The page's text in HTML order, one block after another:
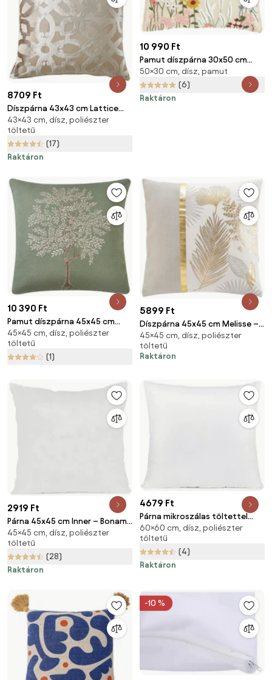
8709 Ft
Díszpárna 43x43 cm Lattice
Cut – Catherine Lansfield
43×43 cm, dísz, poliészter
töltetű
(17)
Raktáron
10 990 Ft
Pamut díszpárna 30x50 cm
Countryside Floral – Catherine
Lansfield
50×30 cm, dísz, pamut
(6)
Raktáron
10 390 Ft
Pamut díszpárna 45x45 cm
Woodland Trees Embroidered –
Catherine Lansfield
45×45 cm, dísz, poliészter
töltetű
(1)
5899 Ft
Díszpárna 45x45 cm Melisse –
douceur d'intérieur
45×45 cm, dísz, poliészter
töltetű
Raktáron
2919 Ft
Párna 45x45 cm Inner – Bonami
Essentials
45×45 cm, dísz, poliészter
töltetű
(28)
Raktáron
4679 Ft
Párna mikroszálas töltettel
60x60 cm Non Stitched –
Bonami Essentials
60×60 cm, dísz, poliészter
töltetű
(4)
Raktáron
-10 %